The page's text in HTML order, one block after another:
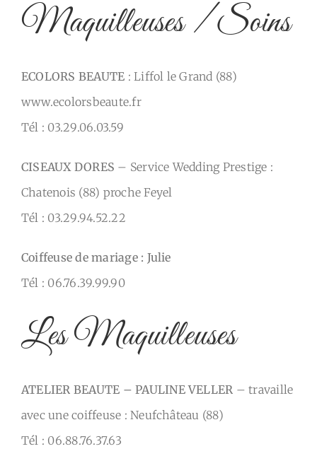
Maquilleuses / Soins
ECOLORS BEAUTE : Liffol le Grand (88)
www.ecolorsbeaute.fr
Tél : 03.29.06.03.59
CISEAUX DORES – Service Wedding Prestige :
Chatenois (88) proche Feyel
Tél : 03.29.94.52.22
Coiffeuse de mariage : Julie
Tél : 06.76.39.99.90
Les Maquilleuses
ATELIER BEAUTE – PAULINE VELLER – travaille
avec une coiffeuse : Neufchâteau (88)
Tél : 06.88.76.37.63